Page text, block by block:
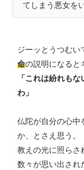
てしまう悪女を
ジーッとうつむい
命の説明になると
「これは紛れも
わ」
仏陀が自分の心中
か、とさえ思う。
教えの光に照らさ
数々が思い出され